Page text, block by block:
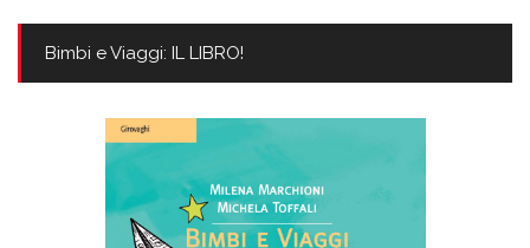
Bimbi e Viaggi: IL LIBRO!